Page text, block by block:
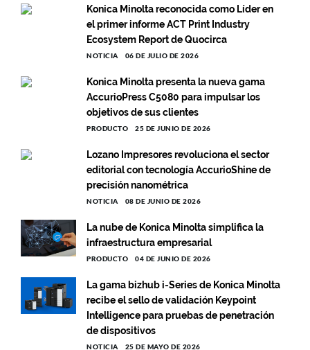
Konica Minolta reconocida como Líder en
el primer informe ACT Print Industry
Ecosystem Report de Quocirca
NOTICIA 06 DE JULIO DE 2026
Konica Minolta presenta la nueva gama
AccurioPress C5080 para impulsar los
objetivos de sus clientes
PRODUCTO 25 DE JUNIO DE 2026
Lozano Impresores revoluciona el sector
editorial con tecnología AccurioShine de
precisión nanométrica
NOTICIA 08 DE JUNIO DE 2026
La nube de Konica Minolta simplifica la
infraestructura empresarial
PRODUCTO 04 DE JUNIO DE 2026
La gama bizhub i-Series de Konica Minolta
recibe el sello de validación Keypoint
Intelligence para pruebas de penetración
de dispositivos
NOTICIA 25 DE MAYO DE 2026